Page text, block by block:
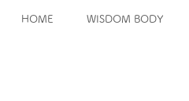
HOME WISDOM BODY